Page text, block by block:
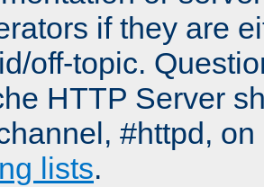
if they are
off-topic.
HTTP Server
#httpd,
lists.